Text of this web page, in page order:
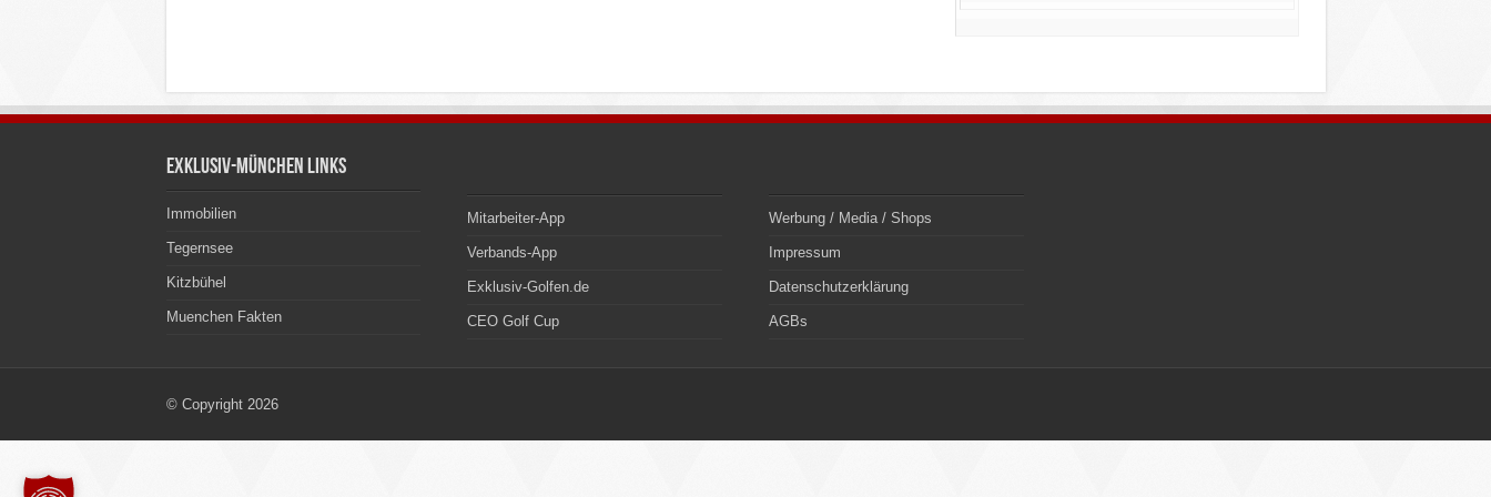
Exklusiv-München Links
Immobilien
Tegernsee
Kitzbühel
Muenchen Fakten
Mitarbeiter-App
Verbands-App
Exklusiv-Golfen.de
CEO Golf Cup
Werbung / Media / Shops
Impressum
Datenschutzerklärung
AGBs
© Copyright 2026